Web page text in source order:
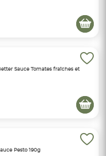
Sauce Tomates fraîches et
Pesto 190g